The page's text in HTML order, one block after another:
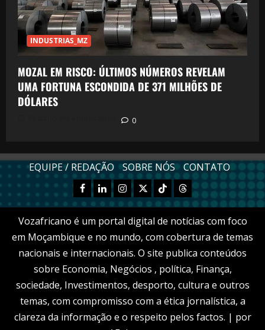
INDUSTRIAS_MZ
MOZAL EM RISCO: ÚLTIMOS NÚMEROS REVELAM
UMA FORTUNA ESCONDIDA DE 371 MILHÕES DE
DÓLARES
0
EQUIPE / REDAÇÃO SOBRE NÓS CONTATO
Facebook
LinkednInstagram
X TikTokThreads
Vozafricano é um portal digital de notícias com foco
em Moçambique e no mundo, com cobertura de temas
nacionais e internacionais. O site publica conteúdos
sobre Economia, Negócios , política, Finança,
sociedade, Investimentos, desporto, cultura e outros
temas, com compromisso com a ética jornalística, a
clareza da informação e o respeito pelos factos. | por